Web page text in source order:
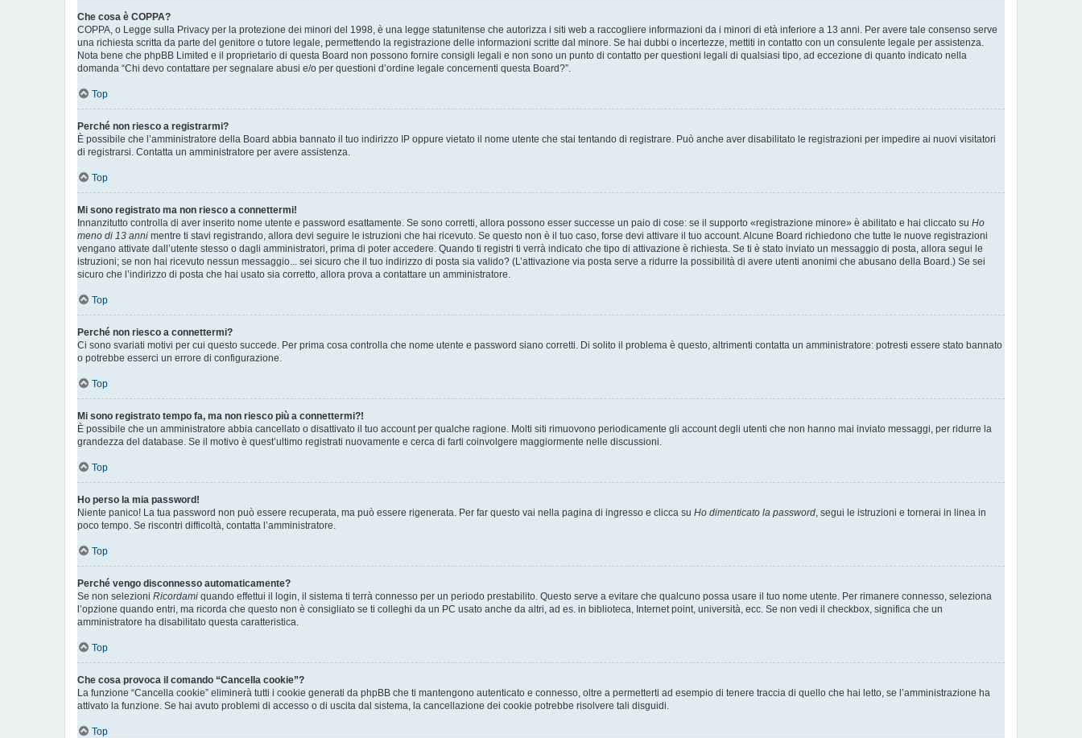
Che cosa è COPPA?
COPPA, o Legge sulla Privacy per la protezione dei minori del 1998, è una legge statunitense che autorizza i siti web a raccogliere informazioni da i minori di età inferiore a 13 anni. Per avere tale consenso serve
una richiesta scritta da parte del genitore o tutore legale, permettendo la registrazione delle informazioni scritte dal minore. Se hai dubbi o incertezze, mettiti in contatto con un consulente legale per assistenza.
Nota bene che phpBB Limited e il proprietario di questa Board non possono fornire consigli legali e non sono un punto di contatto per questioni legali di qualsiasi tipo, ad eccezione di quanto indicato nella
domanda “Chi devo contattare per segnalare abusi e/o per questioni d’ordine legale concernenti questa Board?”.
Top
Perché non riesco a registrarmi?
È possibile che l’amministratore della Board abbia bannato il tuo indirizzo IP oppure vietato il nome utente che stai tentando di registrare. Può anche aver disabilitato le registrazioni per impedire ai nuovi visitatori
di registrarsi. Contatta un amministratore per avere assistenza.
Top
Mi sono registrato ma non riesco a connettermi!
Innanzitutto controlla di aver inserito nome utente e password esattamente. Se sono corretti, allora possono esser successe un paio di cose: se il supporto «registrazione minore» è abilitato e hai cliccato su Ho
meno di 13 anni mentre ti stavi registrando, allora devi seguire le istruzioni che hai ricevuto. Se questo non è il tuo caso, forse devi attivare il tuo account. Alcune Board richiedono che tutte le nuove registrazioni
vengano attivate dall’utente stesso o dagli amministratori, prima di poter accedere. Quando ti registri ti verrà indicato che tipo di attivazione è richiesta. Se ti è stato inviato un messaggio di posta, allora segui le
istruzioni; se non hai ricevuto nessun messaggio... sei sicuro che il tuo indirizzo di posta sia valido? (L’attivazione via posta serve a ridurre la possibilità di avere utenti anonimi che abusano della Board.) Se sei
sicuro che l’indirizzo di posta che hai usato sia corretto, allora prova a contattare un amministratore.
Top
Perché non riesco a connettermi?
Ci sono svariati motivi per cui questo succede. Per prima cosa controlla che nome utente e password siano corretti. Di solito il problema è questo, altrimenti contatta un amministratore: potresti essere stato bannato
o potrebbe esserci un errore di configurazione.
Top
Mi sono registrato tempo fa, ma non riesco più a connettermi?!
È possibile che un amministratore abbia cancellato o disattivato il tuo account per qualche ragione. Molti siti rimuovono periodicamente gli account degli utenti che non hanno mai inviato messaggi, per ridurre la
grandezza del database. Se il motivo è quest’ultimo registrati nuovamente e cerca di farti coinvolgere maggiormente nelle discussioni.
Top
Ho perso la mia password!
Niente panico! La tua password non può essere recuperata, ma può essere rigenerata. Per far questo vai nella pagina di ingresso e clicca su Ho dimenticato la password, segui le istruzioni e tornerai in linea in
poco tempo. Se riscontri difficoltà, contatta l’amministratore.
Top
Perché vengo disconnesso automaticamente?
Se non selezioni Ricordami quando effettui il login, il sistema ti terrà connesso per un periodo prestabilito. Questo serve a evitare che qualcuno possa usare il tuo nome utente. Per rimanere connesso, seleziona
l’opzione quando entri, ma ricorda che questo non è consigliato se ti colleghi da un PC usato anche da altri, ad es. in biblioteca, Internet point, università, ecc. Se non vedi il checkbox, significa che un
amministratore ha disabilitato questa caratteristica.
Top
Che cosa provoca il comando “Cancella cookie”?
La funzione “Cancella cookie” eliminerà tutti i cookie generati da phpBB che ti mantengono autenticato e connesso, oltre a permetterti ad esempio di tenere traccia di quello che hai letto, se l’amministrazione ha
attivato la funzione. Se hai avuto problemi di accesso o di uscita dal sistema, la cancellazione dei cookie potrebbe risolvere tali disguidi.
Top